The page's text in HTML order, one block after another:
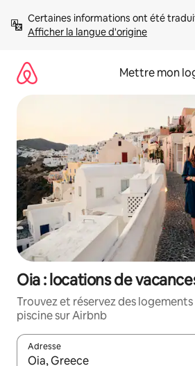
directement
Afficher la langue d'origine
Mettre mon
Oia : locations de
Trouvez et réservez des
piscine sur Airbnb
Adresse
Lorsque les résultats s'affichent,